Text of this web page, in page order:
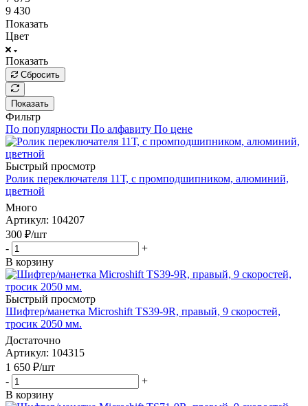
9 430
Показать
Цвет
Показать
Сбросить
Показать
Фильтр
По популярности По алфавиту По цене
Быстрый просмотр
Ролик переключателя 11Т, c промподшипником, алюминий,
цветной
Много
Артикул: 104207
300 ₽/шт
-
+
В корзину
Быстрый просмотр
Шифтер/манетка Microshift TS39-9R, правый, 9 скоростей,
тросик 2050 мм.
Достаточно
Артикул: 104315
1 650 ₽/шт
-
+
В корзину